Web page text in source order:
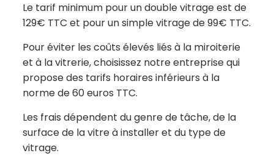
Le tarif minimum pour un double vitrage est de
129€ TTC et pour un simple vitrage de 99€ TTC.
Pour éviter les coûts élevés liés à la miroiterie
et à la vitrerie, choisissez notre entreprise qui
propose des tarifs horaires inférieurs à la
norme de 60 euros TTC.
Les frais dépendent du genre de tâche, de la
surface de la vitre à installer et du type de
vitrage.